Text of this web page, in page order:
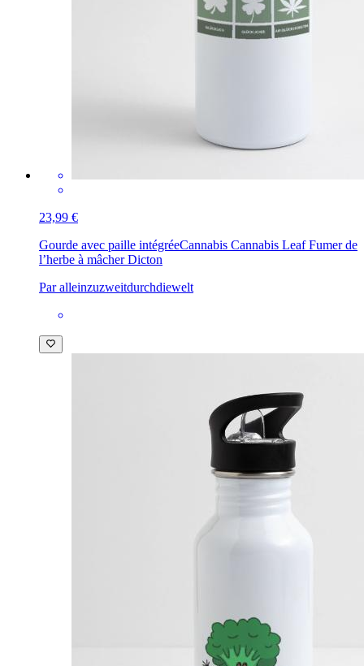
23,99 €
Gourde avec paille intégréeCannabis Cannabis Leaf Fumer de
l’herbe à mâcher Dicton
Par alleinzuzweitdurchdiewelt